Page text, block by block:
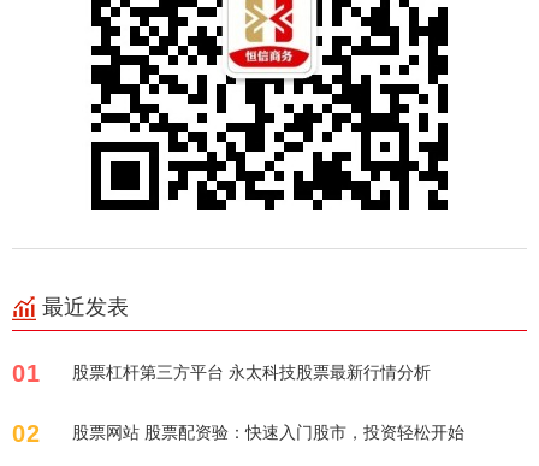
最近发表
01 股票杠杆第三方平台 永太科技股票最新行情分析
02 股票网站 股票配资验：快速入门股市，投资轻松开始